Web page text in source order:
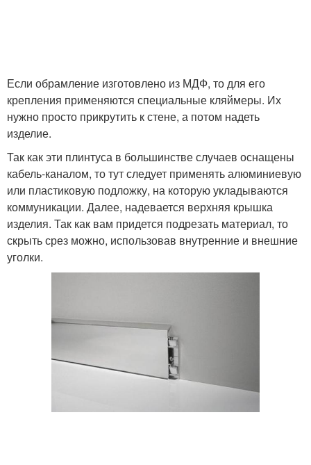
Если обрамление изготовлено из МДФ, то для его
крепления применяются специальные кляймеры. Их
нужно просто прикрутить к стене, а потом надеть
изделие.
Так как эти плинтуса в большинстве случаев оснащены
кабель-каналом, то тут следует применять алюминиевую
или пластиковую подложку, на которую укладываются
коммуникации. Далее, надевается верхняя крышка
изделия. Так как вам придется подрезать материал, то
скрыть срез можно, использовав внутренние и внешние
уголки.